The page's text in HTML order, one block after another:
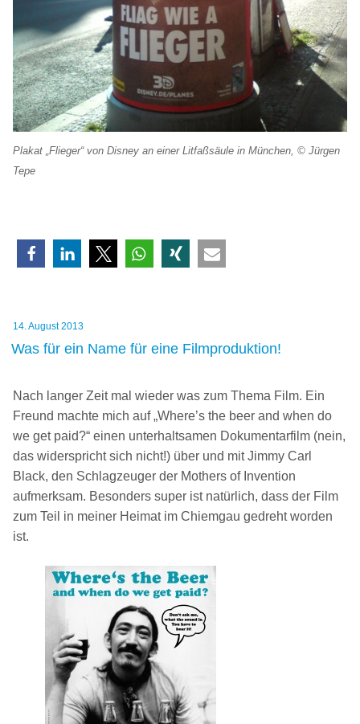
Plakat „Flieger“ von Disney an einer Litfaßsäule in München, © Jürgen
Tepe
Veröffentlicht
am
14. August 2013
Was für ein Name für eine Filmproduktion!
Nach langer Zeit mal wieder was zum Thema Film. Ein
Freund machte mich auf „Where’s the beer and when do
we get paid?“ einen unterhaltsamen Dokumentarfilm (nein,
das widerspricht sich nicht!) über und mit Jimmy Carl
Black, den Schlagzeuger der Mothers of Invention
aufmerksam. Besonders super ist natürlich, dass der Film
zum Teil in meiner Heimat im Chiemgau gedreht worden
ist.